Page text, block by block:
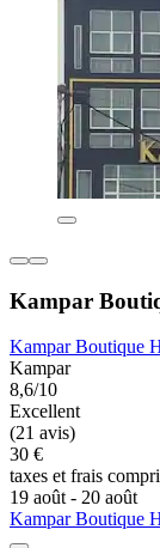
Kampar
Kampar Boutique
Kampar
8,6/10
Excellent
(21 avis)
30 €
taxes et frais
19 août - 20 août
Kampar Boutique